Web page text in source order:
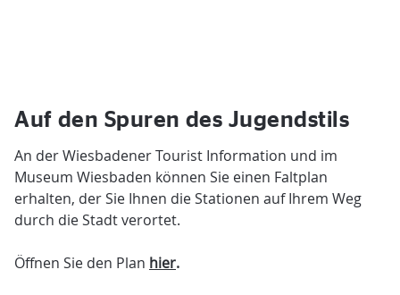
Auf den Spuren des Jugendstils
An der Wiesbadener Tourist Information und im
Museum Wiesbaden können Sie einen Faltplan
erhalten, der Sie Ihnen die Stationen auf Ihrem Weg
durch die Stadt verortet.
Öffnen Sie den Plan hier.